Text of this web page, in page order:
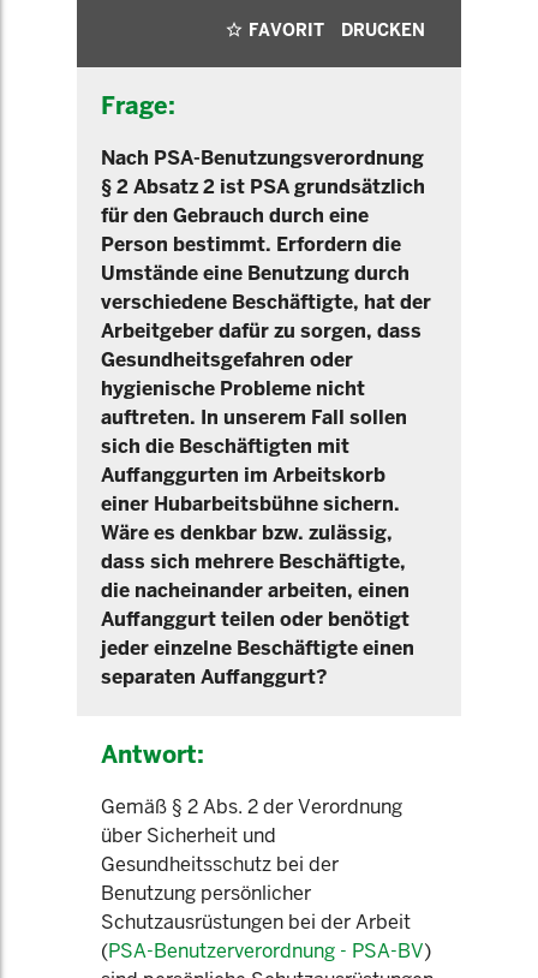
FAVORIT DRUCKEN
Frage:
Nach PSA-Benutzungsverordnung
§ 2 Absatz 2 ist PSA grundsätzlich
für den Gebrauch durch eine
Person bestimmt. Erfordern die
Umstände eine Benutzung durch
verschiedene Beschäftigte, hat der
Arbeitgeber dafür zu sorgen, dass
Gesundheitsgefahren oder
hygienische Probleme nicht
auftreten. In unserem Fall sollen
sich die Beschäftigten mit
Auffanggurten im Arbeitskorb
einer Hubarbeitsbühne sichern.
Wäre es denkbar bzw. zulässig,
dass sich mehrere Beschäftigte,
die nacheinander arbeiten, einen
Auffanggurt teilen oder benötigt
jeder einzelne Beschäftigte einen
separaten Auffanggurt?
Antwort:
Gemäß § 2 Abs. 2 der Verordnung
über Sicherheit und
Gesundheitsschutz bei der
Benutzung persönlicher
Schutzausrüstungen bei der Arbeit
(PSA-Benutzerverordnung - PSA-BV)